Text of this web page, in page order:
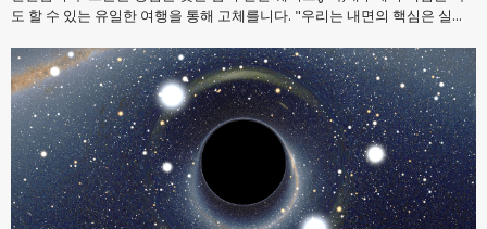
도 할 수 있는 유일한 여행을 통해 고체를니다. "우리는 내면의 핵심은 실...